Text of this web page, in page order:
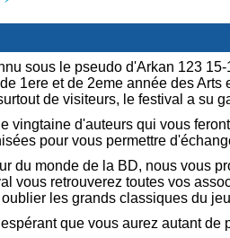
sous le pseudo d'Arkan 123
1ere et de 2eme année des
de visiteurs, le festival a su
vingtaine d'auteurs qui vous
pour vous permettre
du monde de la BD, nous vous
vous retrouverez toutes vos
les grands classiques du
que vous aurez autant